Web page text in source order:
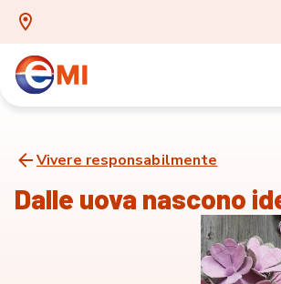
Vivere responsabilmente
Dalle uova nascono